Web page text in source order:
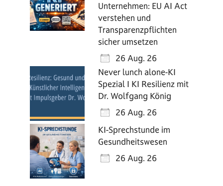
Unternehmen: EU AI Act
verstehen und
Transparenzpflichten
sicher umsetzen
26 Aug. 26
Never lunch alone-KI
Spezial I KI Resilienz mit
Dr. Wolfgang König
26 Aug. 26
KI-Sprechstunde im
Gesundheitswesen
26 Aug. 26